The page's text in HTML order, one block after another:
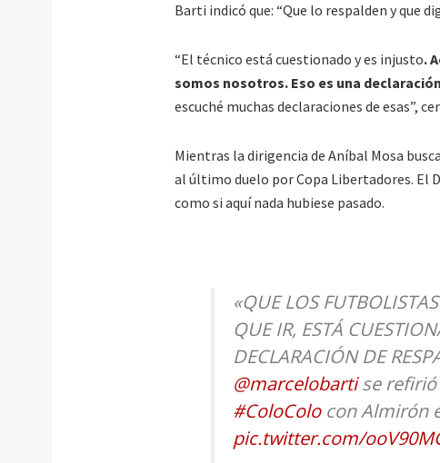
Barti indicó que: “Que lo respalden y que
“El técnico está cuestionado y es injusto.
somos nosotros. Eso es una
escuché muchas declaraciones de esas”,
Mientras la dirigencia de Aníbal Mosa
al último duelo por Copa Libertadores. El
como si aquí nada hubiese pasado.
«QUE LOS
QUE IR, ESTÁ
DECLARACIÓN DE
@marcelobartise refirió
#ColoColocon Almirón
pic.twitter.com/